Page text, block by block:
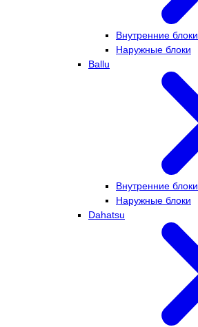
Внутренние блоки
Наружные блоки
Ballu
Внутренние блоки
Наружные блоки
Dahatsu